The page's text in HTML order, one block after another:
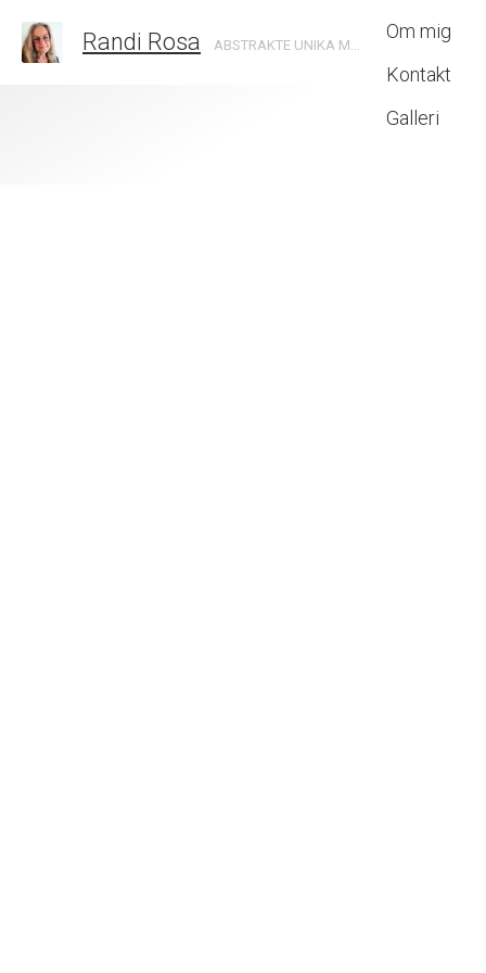
Randi Rosa ABSTRAKTE UNIKA MALERIER SKABT MED INTUITION
Om mig
Kontakt
Galleri